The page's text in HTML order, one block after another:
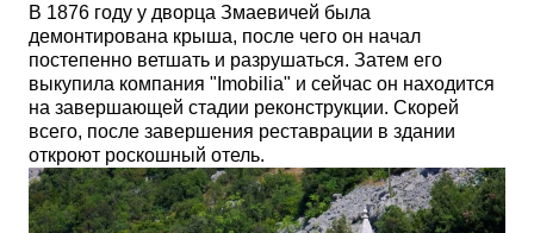
В 1876 году у дворца Змаевичей была
демонтирована крыша, после чего он начал
постепенно ветшать и разрушаться. Затем его
выкупила компания "Imobilia" и сейчас он находится
на завершающей стадии реконструкции. Скорей
всего, после завершения реставрации в здании
откроют роскошный отель.